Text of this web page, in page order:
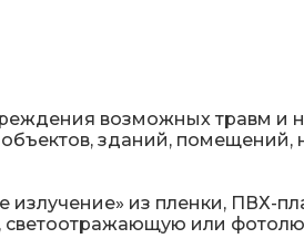
возможных травм и
зданий, помещений,
из пленки, ПВХ-
светоотражающую или